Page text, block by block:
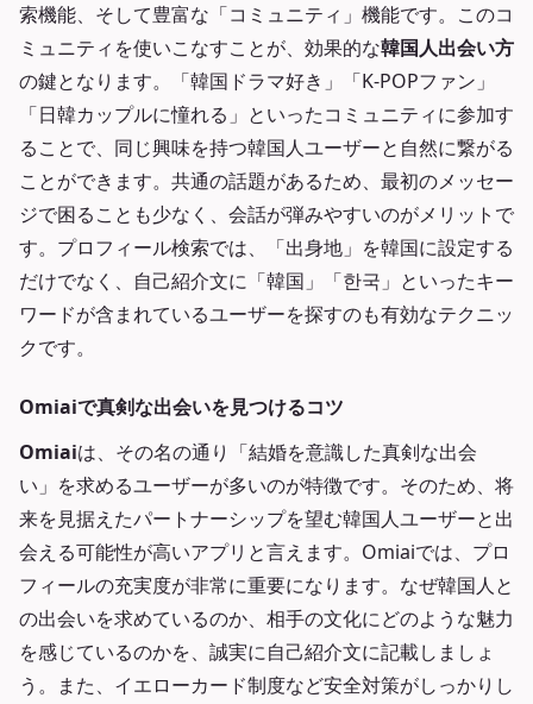
索機能、そして豊富な「コミュニティ」機能です。このコ
ミュニティを使いこなすことが、効果的な韓国人出会い方
の鍵となります。「韓国ドラマ好き」「K-POPファン」
「日韓カップルに憧れる」といったコミュニティに参加す
ることで、同じ興味を持つ韓国人ユーザーと自然に繋がる
ことができます。共通の話題があるため、最初のメッセー
ジで困ることも少なく、会話が弾みやすいのがメリットで
す。プロフィール検索では、「出身地」を韓国に設定する
だけでなく、自己紹介文に「韓国」「한국」といったキー
ワードが含まれているユーザーを探すのも有効なテクニッ
クです。
Omiaiで真剣な出会いを見つけるコツ
Omiaiは、その名の通り「結婚を意識した真剣な出会
い」を求めるユーザーが多いのが特徴です。そのため、将
来を見据えたパートナーシップを望む韓国人ユーザーと出
会える可能性が高いアプリと言えます。Omiaiでは、プロ
フィールの充実度が非常に重要になります。なぜ韓国人と
の出会いを求めているのか、相手の文化にどのような魅力
を感じているのかを、誠実に自己紹介文に記載しましょ
う。また、イエローカード制度など安全対策がしっかりし